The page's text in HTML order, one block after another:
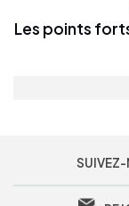
Les points
SUIVEZ-